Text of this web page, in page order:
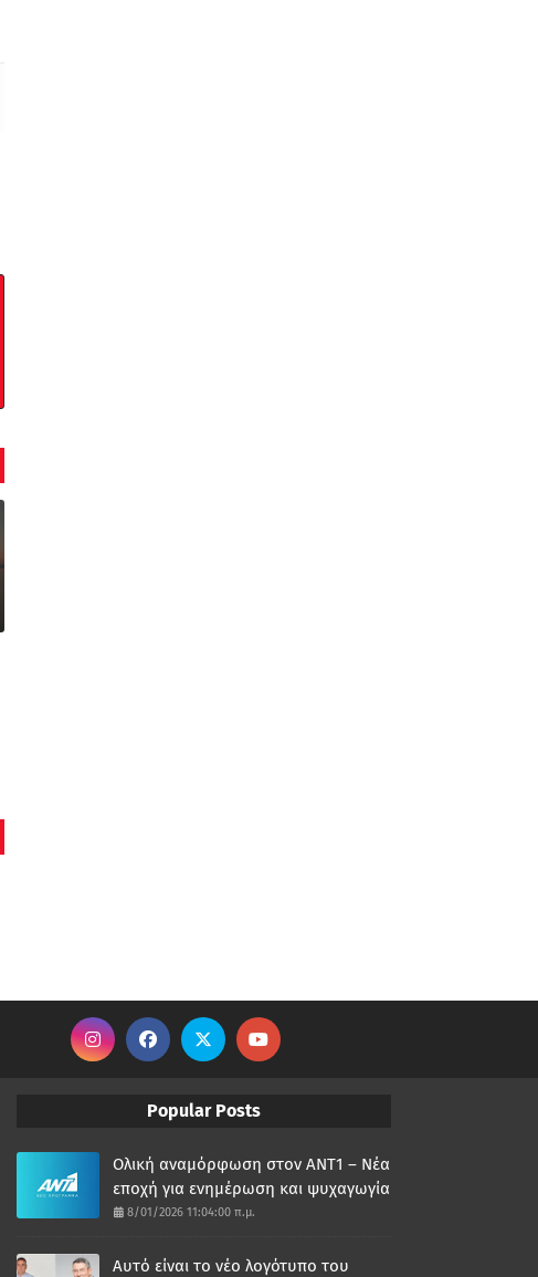
Popular Posts
Ολική αναμόρφωση στον ΑΝΤ1 – Νέα
εποχή για ενημέρωση και ψυχαγωγία
8/01/2026 11:04:00 π.μ.
Αυτό είναι το νέο λογότυπο του